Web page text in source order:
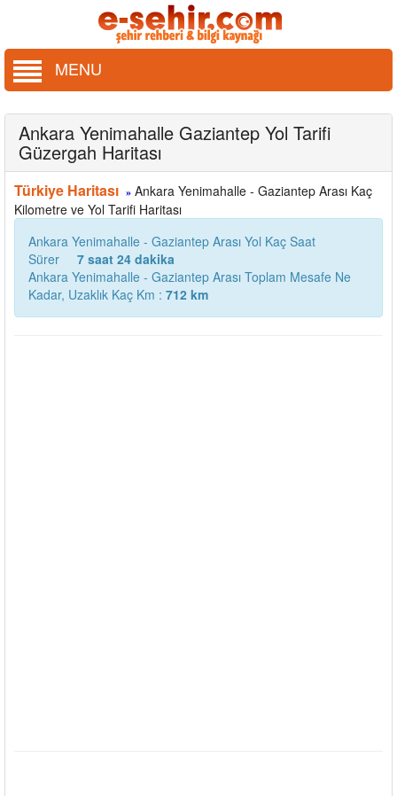
MENU
Ankara Yenimahalle Gaziantep Yol Tarifi
Güzergah Haritası
Türkiye Haritası » Ankara Yenimahalle - Gaziantep Arası Kaç
Kilometre ve Yol Tarifi Haritası
Ankara Yenimahalle - Gaziantep Arası Yol Kaç Saat
Sürer
7 saat 24 dakika
Ankara Yenimahalle - Gaziantep Arası Toplam Mesafe Ne
Kadar, Uzaklık Kaç Km : 712 km